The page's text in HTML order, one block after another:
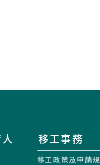
移工事務
移工政策及申請規